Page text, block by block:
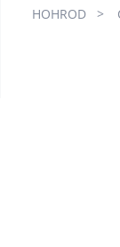
HOHROD